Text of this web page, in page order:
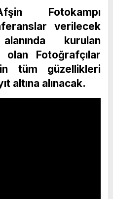
Fotokampı
verilecek
kurulan
olan Fotoğrafçılar
tüm güzellikleri
altına alınacak.